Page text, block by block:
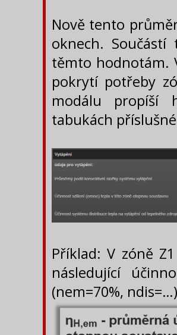
Nově tento
oknech.
těmto hodnotám.
pokrytí potřeby
modálu propíší
tabukách
Příklad: V zóně
následující
(nem=70%,